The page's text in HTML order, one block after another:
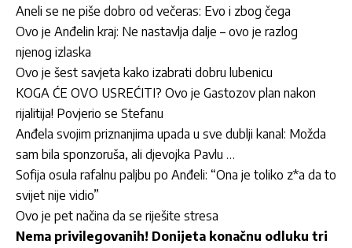
Aneli se ne piše dobro od večeras: Evo i zbog čega
Ovo je Anđelin kraj: Ne nastavlja dalje – ovo je razlog
njenog izlaska
Ovo je šest savjeta kako izabrati dobru lubenicu
KOGA ĆE OVO USREĆITI? Ovo je Gastozov plan nakon
rijalitija! Povjerio se Stefanu
Anđela svojim priznanjima upada u sve dublji kanal: Možda
sam bila sponzoruša, ali djevojka Pavlu …
Sofija osula rafalnu paljbu po Anđeli: “Ona je toliko z*a da to
svijet nije vidio”
Ovo je pet načina da se riješite stresa
Nema privilegovanih! Donijeta konačnu odluku tri